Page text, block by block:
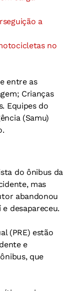
a
no
entre as
Crianças
Equipes do
(Samu)
do ônibus da
mas
abandonou
desapareceu.
(PRE) estão
e
que